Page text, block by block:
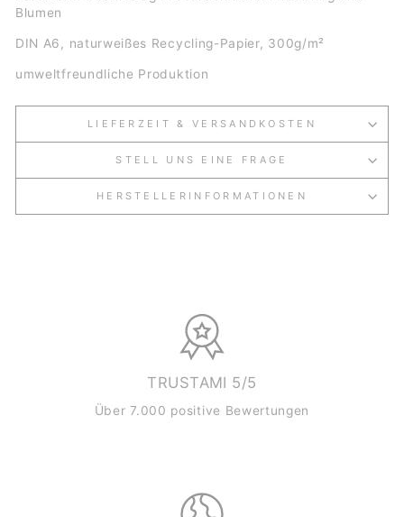
Blumen
DIN A6, naturweißes Recycling-Papier, 300g/m²
umweltfreundliche Produktion
LIEFERZEIT & VERSANDKOSTEN
STELL UNS EINE FRAGE
HERSTELLERINFORMATIONEN
TRUSTAMI 5/5
Über 7.000 positive Bewertungen